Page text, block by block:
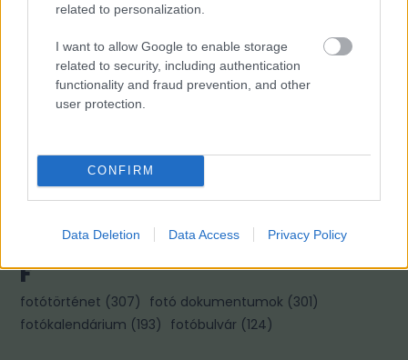
related to personalization.
I want to allow Google to enable storage
related to security, including authentication
functionality and fraud prevention, and other
user protection.
CONFIRM
Data Deletion Data Access Privacy Policy
a hét fotója (381 ) andré kertész (103 )
322) könyvajánló
kincses károly (96)
F
fotótörténet (307) fotó dokumentumok (301)
fotókalendárium (193) fotóbulvár (124)